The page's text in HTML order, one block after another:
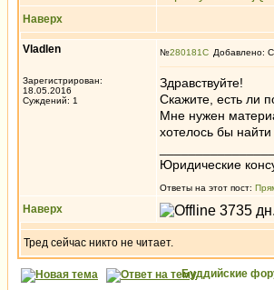
Наверх
Vladlen
Зарегистрирован:
18.05.2016
Суждений: 1
№280181 Добавлено:
Здравствуйте!
Скажите, есть ли
Мне нужен
хотелось бы
Юридические
Ответы на этот пост:
Наверх
Тред сейчас никто не читает.
Буддийские